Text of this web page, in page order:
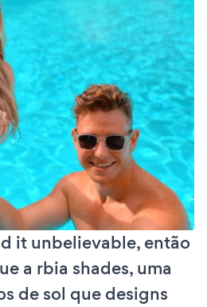
it unbelievable, então
a rbia shades, uma
de sol que designs